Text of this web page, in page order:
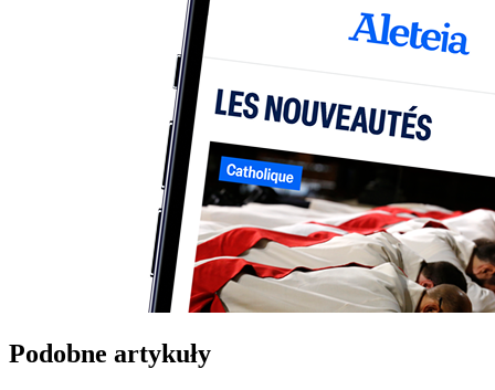
Podobne artykuły